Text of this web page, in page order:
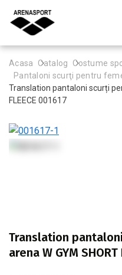
Acasa Catalog Costume
Pantaloni scurţi pentru
Translation pantaloni scurți
FLEECE 001617
Translation
arena W GYM SHORT